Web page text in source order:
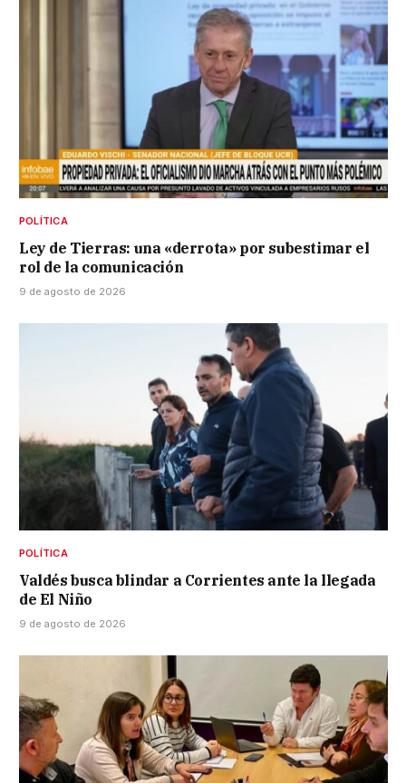
POLÍTICA
Ley de Tierras: una «derrota» por subestimar el
rol de la comunicación
9 de agosto de 2026
POLÍTICA
Valdés busca blindar a Corrientes ante la llegada
de El Niño
9 de agosto de 2026